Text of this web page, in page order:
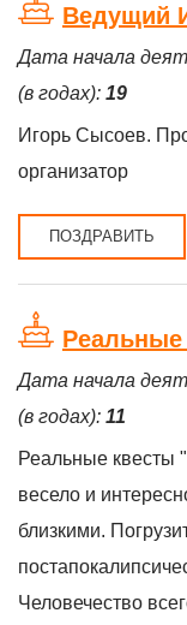
Ведущий
Дата начала
(в годах): 19
Игорь Сысоев.
организатор
ПОЗДРАВИТЬ
Дата начала
(в годах): 11
Реальные квесты
весело и
близкими.
Человечество